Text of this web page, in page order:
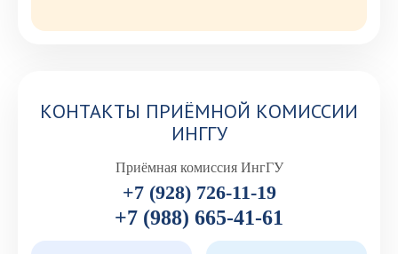
КОНТАКТЫ ПРИЁМНОЙ КОМИССИИ
ИНГГУ
Приёмная комиссия ИнгГУ
+7 (928) 726-11-19
+7 (988) 665-41-61